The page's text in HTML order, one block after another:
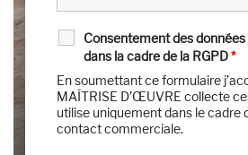
Consentement des
dans la cadre de la RGPD*
En soumettant ce formulaire
MAÎTRISE D’ŒUVRE collecte
utilise uniquement dans le cadre
contact commerciale.